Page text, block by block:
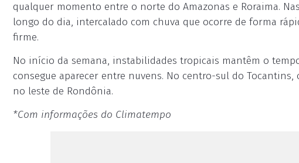
qualquer momento entre o norte do Amazonas e Roraima.
longo do dia, intercalado com chuva que ocorre de forma
firme.
No início da semana, instabilidades tropicais mantêm o
consegue aparecer entre nuvens. No centro-sul do
no leste de Rondônia.
*Com informações do Climatempo